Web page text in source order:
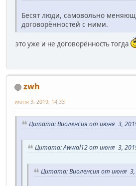
Бесят люди, самовольно
договорённостей с ними.
это уже и не договорённость тогда
zwh
июня 3, 2019, 14:33
Цитата: Виоленсия от июня 3,
Цитата: Awwal12 от июня 3,
Цитата: Виоленсия от июня 3,